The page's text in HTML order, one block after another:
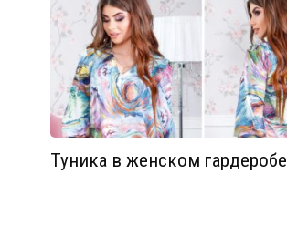
Туника в женском гардеробе